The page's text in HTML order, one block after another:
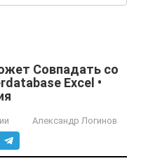
Совпадать со
Excel •
Александр Логинов